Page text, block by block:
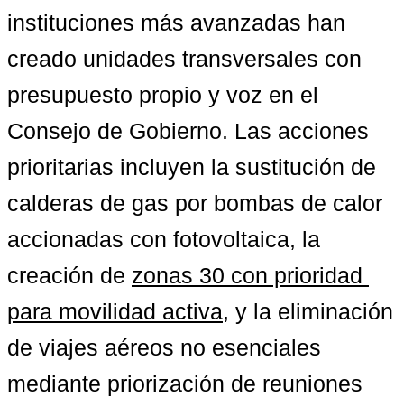
instituciones más avanzadas han
creado unidades transversales con
presupuesto propio y voz en el
Consejo de Gobierno. Las acciones
prioritarias incluyen la sustitución de
calderas de gas por bombas de calor
accionadas con fotovoltaica, la
creación de zonas 30 con prioridad
para movilidad activa, y la eliminación
de viajes aéreos no esenciales
mediante priorización de reuniones